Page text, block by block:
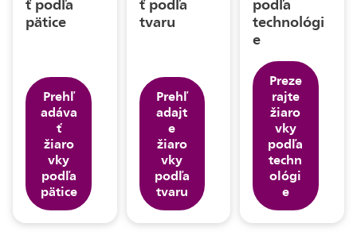
pätice
Prehľ
adáva
ť
žiaro
vky
podľa
pätice
tvaru
Prehľ
adajt
e
žiaro
vky
podľa
tvaru
technológi
e
Preze
rajte
žiaro
vky
podľa
techn
ológi
e